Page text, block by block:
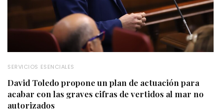
SERVICIOS ESENCIALES
David Toledo propone un plan de actuación para
acabar con las graves cifras de vertidos al mar no
autorizados